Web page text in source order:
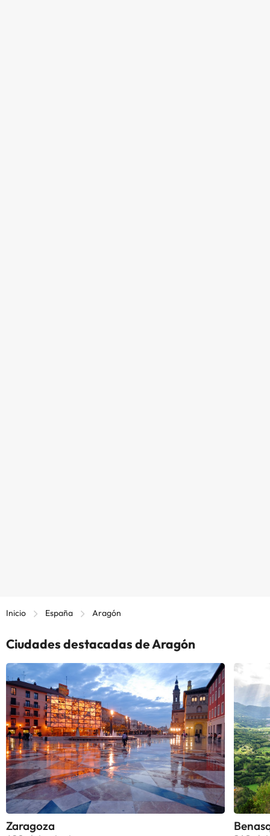
Inicio España Aragón
Ciudades destacadas de Aragón
Zaragoza